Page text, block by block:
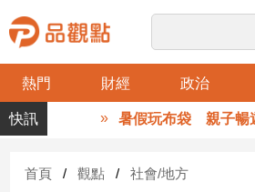
熱門 財經 政治
品
觀
財
暑假玩布袋 親子暢遊
首頁 觀點 社會/地方